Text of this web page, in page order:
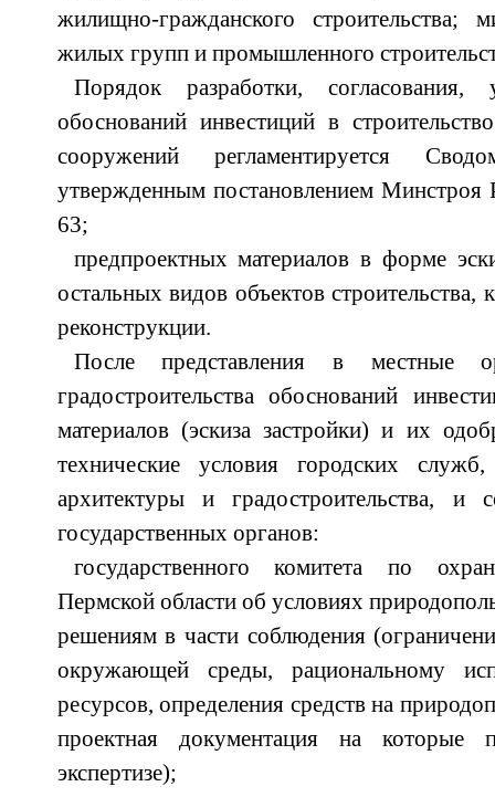
жилищно-гражданского строительства;
жилых групп и промышленного
Порядок разработки,
обоснований инвестиций в
сооружений регламентируется
утвержденным постановлением
63;
предпроектных материалов в форме
остальных видов объектов строительства,
реконструкции.
После представления в местные
градостроительства обоснований
материалов (эскиза застройки) и их
технические условия городских
архитектуры и градостроительства, и
государственных органов:
государственного комитета по
Пермской области об условиях
решениям в части соблюдения
окружающей среды, рациональному
ресурсов, определения средств на
проектная документация на которые
экспертизе);